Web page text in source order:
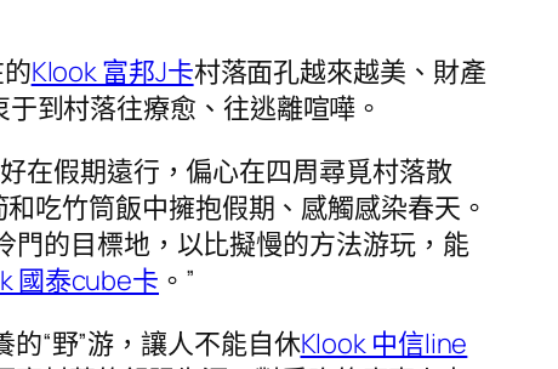
Klook 富邦J卡村落面孔越來越美、財產
于到村落往療愈、往逃離喧嘩。
在假期遠行，偏心在四周尋覓村落散
和吃竹筒飯中擁抱假期、感觸感染春天。
門的目標地，以比擬慢的方法游玩，能
國泰cube卡 。”
“野”游，讓人不能自休Klook 中信line